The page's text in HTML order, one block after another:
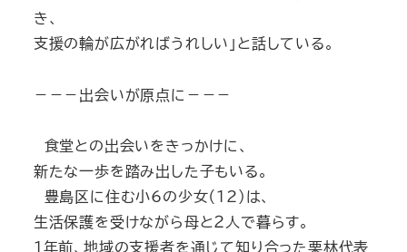
き、
支援の輪が広がればうれしい」と話している。
－－－出会いが原点に－－－
食堂との出会いをきっかけに、
新たな一歩を踏み出した子もいる。
豊島区に住む小6の少女（12）は、
生活保護を受けながら母と２人で暮らす。
１年前、地域の支援者を通じて知り合った栗林代表